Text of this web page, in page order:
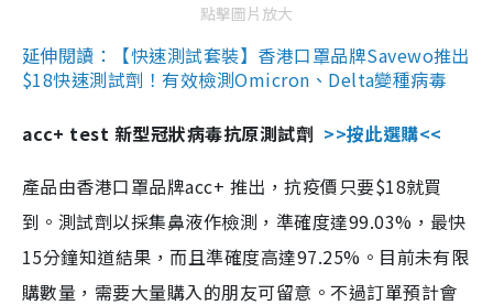
點擊圖片放大
延伸閱讀：【快速測試套裝】香港口罩品牌Savewo推出
$18快速測試劑！有效檢測Omicron、Delta變種病毒
acc+ test 新型冠狀病毒抗原測試劑 >>按此選購<<
產品由香港口罩品牌acc+ 推出，抗疫價只要$18就買
到。測試劑以採集鼻液作檢測，準確度達99.03%，最快
15分鐘知道結果，而且準確度高達97.25%。目前未有限
購數量，需要大量購入的朋友可留意。不過訂單預計會